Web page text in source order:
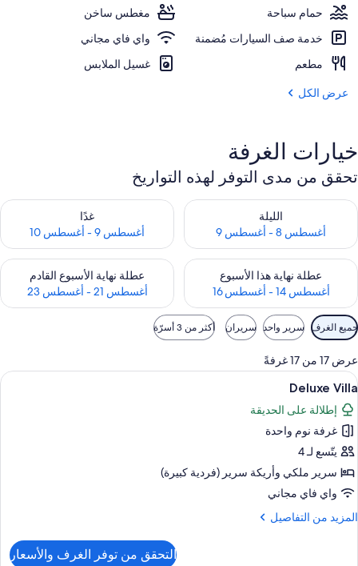
بالقرب من الشاطئ، رمال بيضاء حمام سباحة
مغطس ساخن
خدمة صف السيارات مُضمنة
واي فاي مجاني
مطعم
غسيل الملابس
عرض الكل
خيارات الغرفة
تحقق من مدى التوفر لهذه التواريخ
الليلة
أغسطس 8 - أغسطس 9
تحقق من مدى التوفر لليلة للفترة أغسطس 8 - أغسطس 9
غدًا
أغسطس 9 - أغسطس 10
تحقق من مدى التوفر لغد للفترة أغسطس
عطلة نهاية هذا الأسبوع
أغسطس 14 - أغسطس 16
تحقق من مدى التوفر لعطلة نهاية هذا الأسبوع للفترة أغسطس 14 - أغسطس 16
عطلة نهاية الأسبوع القادم
أغسطس 21 - أغسطس 23
تحقق من مدى التوفر لعطلة نهاية
عوامل
التصفية
المتاحة
للغرف
جميع الغرف سرير واحد سريران أكثر من 3 أسرّة
عرض 17 من 17 غرفةً
استعراض
جميع
صور
Deluxe
Villa
15
Deluxe Villa
إطلالة على الحديقة
غرفة نوم واحدة
يتّسع لـ 4
سرير ملكي‫‬ وأريكة سرير (فردية كبيرة)
واي فاي مجاني
المزيد من التفاصيل
المزيد
التحقق من توفر الغرف والأسعار